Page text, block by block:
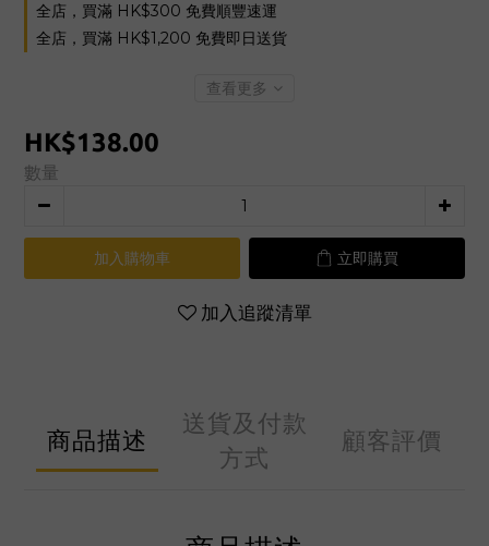
全店，買滿 HK$300 免費順豐速運
全店，買滿 HK$1,200 免費即日送貨
查看更多
HK$138.00
數量
加入購物車 立即購買
加入追蹤清單
商品描述
送貨及付款
方式
顧客評價